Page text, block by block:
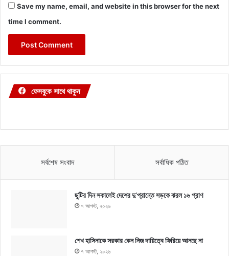
Save my name, email, and website in this browser for the next
time I comment.
ফেসবুকে সাথে থাকুন
সর্বশেষ সংবাদ সর্বাধিক পঠিত
ছুটির দিন সকালেই দেশের দু’প্রান্তে সড়কে ঝরল ১৬ প্রাণ
৭ আগস্ট, ২০২৬
শেখ হাসিনাকে সরকার কেন নিজ দায়িত্বে ফিরিয়ে আনছে না
৭ আগস্ট, ২০২৬